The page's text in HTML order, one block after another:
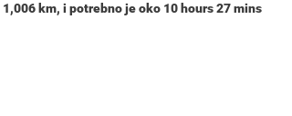
1,006 km, i potrebno je oko 10 hours 27 mins